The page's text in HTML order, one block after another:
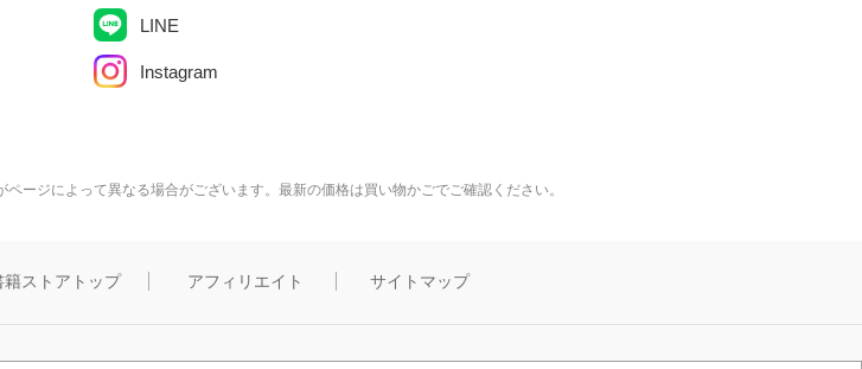
LINE
Instagram
ージによって異なる場合がございます。最新の価格は買い物かごでご確認ください。
ストアトップ アフィリエイト サイトマップ